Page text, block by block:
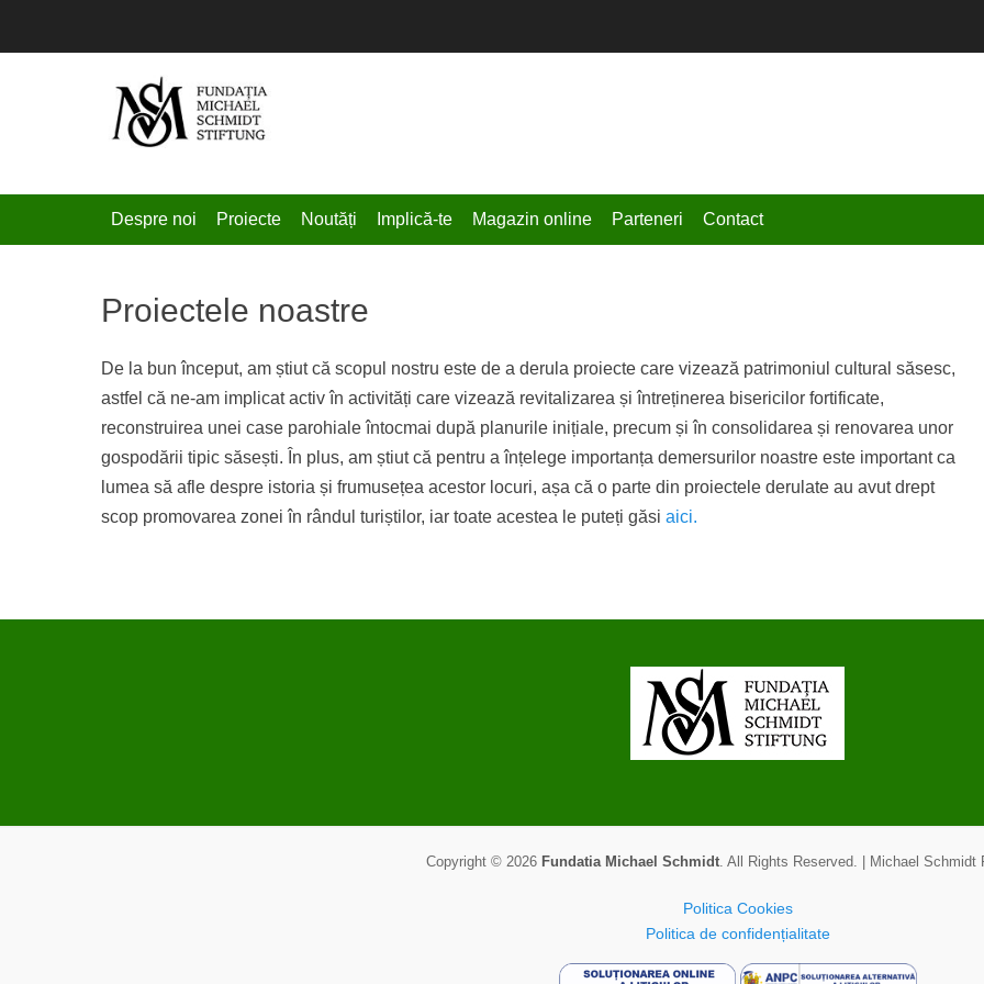
Fundatia Michael Schmidt
Primary Menu
Skip
Despre noi Proiecte Noutăți Implică-te Magazin online Parteneri Contact
Proiectele noastre
De la bun început, am știut că scopul nostru este de a derula proiecte care vizează patrimoniul cultural săsesc,
astfel că ne-am implicat activ în activități care vizează revitalizarea și întreținerea bisericilor fortificate,
reconstruirea unei case parohiale întocmai după planurile inițiale, precum și în consolidarea și renovarea unor
gospodării tipic săsești. În plus, am știut că pentru a înțelege importanța demersurilor noastre este important ca
lumea să afle despre istoria și frumusețea acestor locuri, așa că o parte din proiectele derulate au avut drept
scop promovarea zonei în rândul turiștilor, iar toate acestea le puteți găsi aici.
Copyright © 2026 Fundatia Michael Schmidt. All Rights Reserved. | Michael Schmidt
Politica Cookies
Politica de confidențialitate